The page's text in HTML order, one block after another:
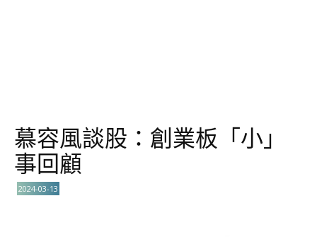
慕容風談股：創業板「小」
事回顧
2024-03-13